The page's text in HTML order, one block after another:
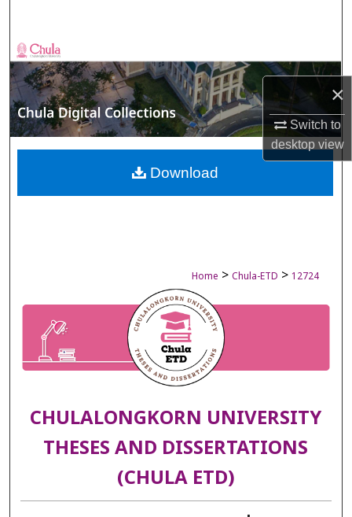
×
Switch to
desktopview
Browse Collections
My Account
About
Digital Commons Network™
Home > Chula-ETD > 12724
CHULALONGKORN UNIVERSITY
THESES AND DISSERTATIONS
(CHULA ETD)
Download